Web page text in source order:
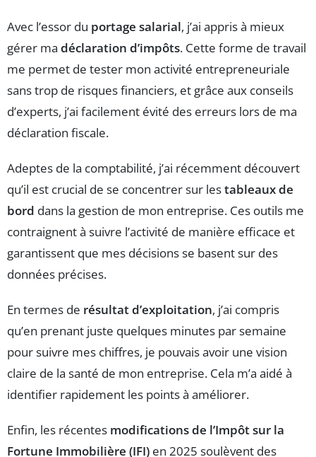
Avec l’essor du portage salarial, j’ai appris à mieux
gérer ma déclaration d’impôts. Cette forme de travail
me permet de tester mon activité entrepreneuriale
sans trop de risques financiers, et grâce aux conseils
d’experts, j’ai facilement évité des erreurs lors de ma
déclaration fiscale.
Adeptes de la comptabilité, j’ai récemment découvert
qu’il est crucial de se concentrer sur lestableaux de
bord dans la gestion de mon entreprise. Ces outils me
contraignent à suivre l’activité de manière efficace et
garantissent que mes décisions se basent sur des
données précises.
En termes de résultat d’exploitation, j’ai compris
qu’en prenant juste quelques minutes par semaine
pour suivre mes chiffres, je pouvais avoir une vision
claire de la santé de mon entreprise. Cela m’a aidé à
identifier rapidement les points à améliorer.
Enfin, les récentes modifications de l’Impôt sur la
Fortune Immobilière (IFI) en 2025 soulèvent des